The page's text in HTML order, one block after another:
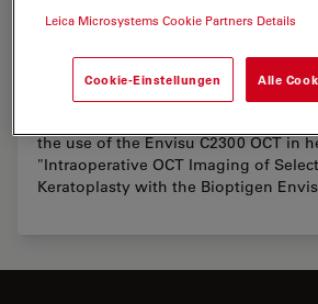
Envisu C-Class Video
the use of the Envisu C2300 OCT in
"Intraoperative OCT Imaging of
Keratoplasty with the Bioptigen
Leica Microsystems Cookie Partners Details
Cookie-Einstellungen Alle